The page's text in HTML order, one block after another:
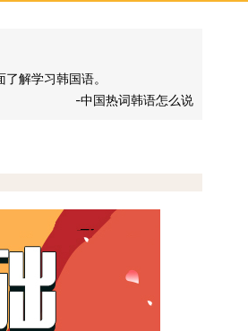
解学习韩国语。
-中国热词韩语怎么说